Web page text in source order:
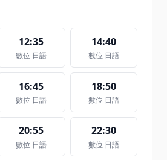
12:35
數位 日語
14:40
數位 日語
16:45
數位 日語
18:50
數位 日語
20:55
數位 日語
22:30
數位 日語